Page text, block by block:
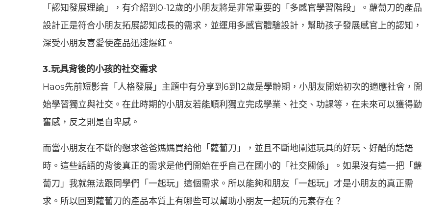
「認知發展理論」，有介紹到0-12歲的小朋友將是非常重要的「多感官學習階段」。蘿蔔刀的產品
設計正是符合小朋友拓展認知成長的需求，並運用多感官體驗設計，幫助孩子發展感官上的認知，
深受小朋友喜愛使產品迅速爆紅。
3.玩具背後的小孩的社交需求
Haos先前短影音「人格發展」主題中有分享到6到12歲是學齡期，小朋友開始初次的適應社會，開
始學習獨立與社交。在此時期的小朋友若能順利獨立完成學業、社交、功課等，在未來可以獲得勤
奮感，反之則是自卑感。
而當小朋友在不斷的懇求爸爸媽媽買給他「蘿蔔刀」，並且不斷地闡述玩具的好玩、好酷的話語
時。這些話語的背後真正的需求是他們開始在乎自己在國小的「社交關係」。如果沒有這一把「蘿
蔔刀」我就無法跟同學們「一起玩」這個需求。所以能夠和朋友「一起玩」才是小朋友的真正需
求。所以回到蘿蔔刀的產品本質上有哪些可以幫助小朋友一起玩的元素存在？